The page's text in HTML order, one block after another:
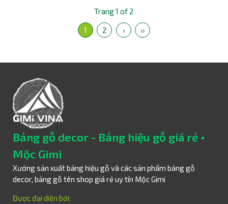
không gian sống, mà còn là
một biểu tượng của sự ấm áp
trọng đến quà tặng ý nghĩa,
biển chức danh bằng gỗ đều là
một lựa chọn tối ưu để tạo ra
Trang 1 of 2
1 2 › ››
Bảng gỗ decor - Bảng hiệu gỗ giá rẻ •
Mộc Gimi
Xưởng sản xuất bảng hiệu gỗ và các sản phẩm bảng gỗ
decor, bảng gỗ tên shop giá rẻ uy tín Mộc Gimi
Được đại diện bởi: